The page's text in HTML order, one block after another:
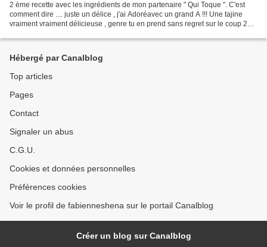
2 ème recette avec les ingrédients de mon partenaire " Qui Toque ". C'est
comment dire .... juste un délice , j'ai Adoréavec un grand A !!! Une tajine
vraiment vraiment délicieuse , genre tu en prend sans regret sur le coup 2
Hébergé par Canalblog
Top articles
Pages
Contact
Signaler un abus
C.G.U.
Cookies et données personnelles
Préférences cookies
Voir le profil de fabienneshena sur le portail Canalblog
Créer un blog sur Canalblog